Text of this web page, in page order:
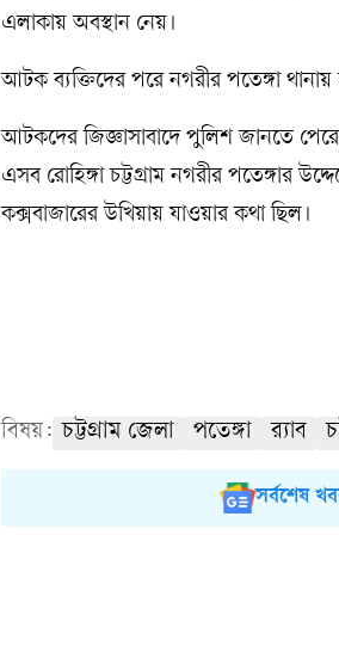
এলাকায় অবস্থান নেয়।
আটক ব্যক্তিদের পরে নগরীর পতেঙ্গা থানায়
আটকদের জিজ্ঞাসাবাদে পুলিশ জানতে
এসব রোহিঙ্গা চট্টগ্রাম নগরীর পতেঙ্গার
কক্সবাজারের উখিয়ায় যাওয়ার কথা ছিল।
বিষয়: চট্টগ্রাম জেলা পতেঙ্গা র‍্যাব
সর্বশেষ